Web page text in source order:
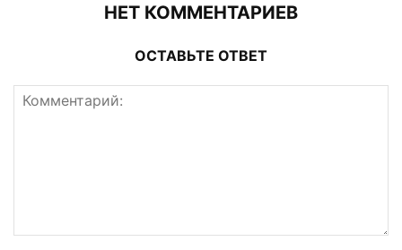
НЕТ КОММЕНТАРИЕВ
ОСТАВЬТЕ ОТВЕТ